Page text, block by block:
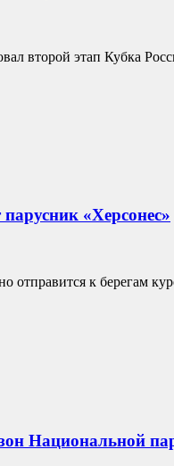
второй этап Кубка
«Херсонес»
отправится к берегам
Национальной